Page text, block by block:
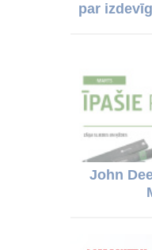
par
John